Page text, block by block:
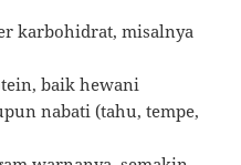
karbohidrat, misalnya
baik hewani
nabati (tahu, tempe,